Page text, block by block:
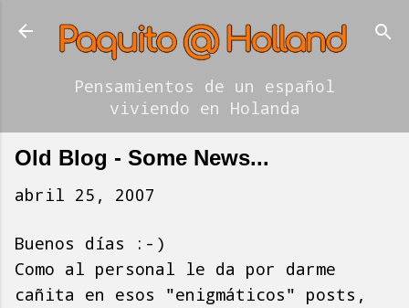
Ir al contenido principal
Pensamientos de un español
viviendo en Holanda
Old Blog - Some News...
abril 25, 2007
Buenos días :-)
Como al personal le da por darme
cañita en esos "enigmáticos" posts,